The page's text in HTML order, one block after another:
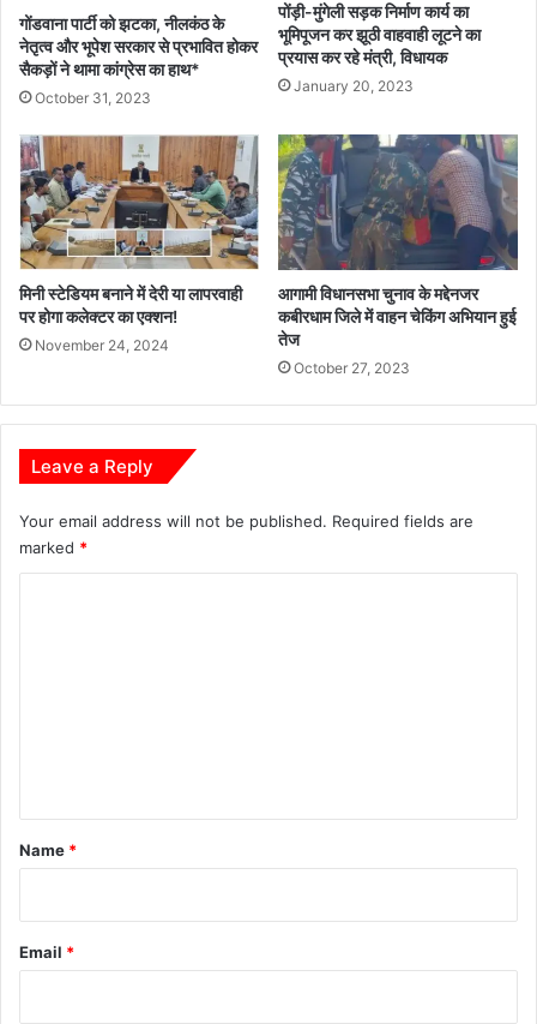
में
कसावट
लाने
का
गोंडवाना पार्टी को झटका, नीलकंठ के
नेतृत्व और भूपेश सरकार से प्रभावित होकर
सैकड़ों ने थामा कांग्रेस का हाथ*
October 31, 2023
पोंड़ी-मुंगेली सड़क निर्माण कार्य का
भूमिपूजन कर झूठी वाहवाही लूटने का
प्रयास कर रहे मंत्री, विधायक
January 20, 2023
मिनी स्टेडियम बनाने में देरी या लापरवाही
पर होगा कलेक्टर का एक्शन!
November 24, 2024
आगामी विधानसभा चुनाव के मद्देनजर
कबीरधाम जिले में वाहन चेकिंग अभियान हुई
तेज
October 27, 2023
Leave a Reply
Your email address will not be published. Required fields are
marked *
*
Name *
Email *